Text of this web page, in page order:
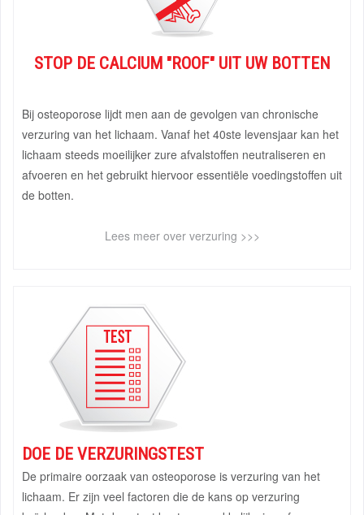
STOP DE CALCIUM "ROOF" UIT UW BOTTEN
Bij osteoporose lijdt men aan de gevolgen van chronische
verzuring van het lichaam. Vanaf het 40ste levensjaar kan het
lichaam steeds moeilijker zure afvalstoffen neutraliseren en
afvoeren en het gebruikt hiervoor essentiële voedingstoffen uit
de botten.
Lees meer over verzuring >>>
DOE DE VERZURINGSTEST
De primaire oorzaak van osteoporose is verzuring van het
lichaam. Er zijn veel factoren die de kans op verzuring